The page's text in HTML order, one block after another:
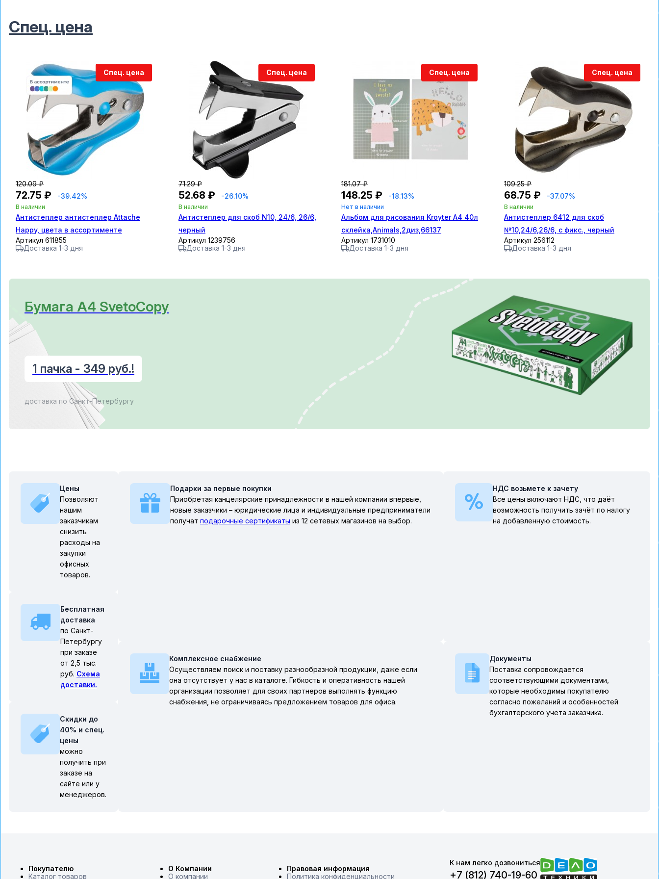
Спец. цена
Спец. цена
120.09 ₽
72.75 ₽ -39.42%
В наличии
Антистеплер антистеплер Attache
Happy, цвета в ассортименте
Артикул 611855
Доставка 1-3 дня
Спец. цена
71.29 ₽
52.68 ₽ -26.10%
В наличии
Антистеплер для скоб N10, 24/6, 26/6,
черный
Артикул 1239756
Доставка 1-3 дня
Спец. цена
181.07 ₽
148.25 ₽ -18.13%
Нет в наличии
Альбом для рисования Kroyter А4 40л
склейка,Аnimals,2диз,66137
Артикул 1731010
Доставка 1-3 дня
Спец. цена
109.25 ₽
68.75 ₽ -37.07%
В наличии
Антистеплер 6412 для скоб
№10,24/6,26/6, с фикс., черный
Артикул 256112
Доставка 1-3 дня
Бумага А4 SvetoCopy
1 пачка - 349 руб.!
доставка по Санкт-Петербургу
Цены
Позволяют
нашим
заказчикам
снизить
расходы на
закупки
офисных
товаров.
Бесплатная
доставка
по Санкт-
Петербургу
при заказе
от 2,5 тыс.
руб. Схема
доставки.
Скидки до
40% и спец.
цены
можно
получить при
заказе на
сайте или у
менеджеров.
Подарки за первые покупки
Приобретая канцелярские принадлежности в нашей компании впервые,
новые заказчики – юридические лица и индивидуальные предприниматели
получат подарочные сертификаты из 12 сетевых магазинов на выбор.
Комплексное снабжение
Осуществляем поиск и поставку разнообразной продукции, даже если
она отсутствует у нас в каталоге. Гибкость и оперативность нашей
организации позволяет для своих партнеров выполнять функцию
снабжения, не ограничиваясь предложением товаров для офиса.
НДС возьмете к зачету
Все цены включают НДС, что даёт
возможность получить зачёт по налогу
на добавленную стоимость.
Документы
Поставка сопровождается
соответствующими документами,
которые необходимы покупателю
согласно пожеланий и особенностей
бухгалтерского учета заказчика.
Покупателю
Каталог товаров
О Компании
О компании
Правовая информация
Политика конфиденциальности
К нам легко дозвониться
+7 (812) 740-19-60